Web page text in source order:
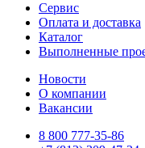
Сервис
Оплата и доставка
Каталог
Выполненные
Новости
О компании
Вакансии
8 800 777-35-86